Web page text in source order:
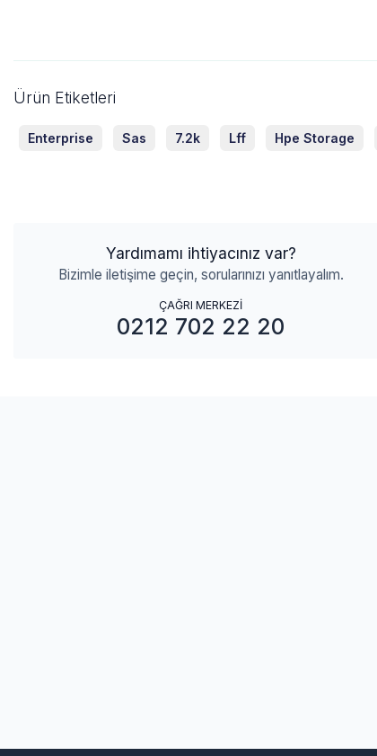
Ürün Etiketleri
Enterprise Sas 7.2k Lff Hpe Storage
Yardımamı ihtiyacınız var?
Bizimle iletişime geçin, sorularınızı yanıtlayalım.
ÇAĞRI MERKEZİ
0212 702 22 20